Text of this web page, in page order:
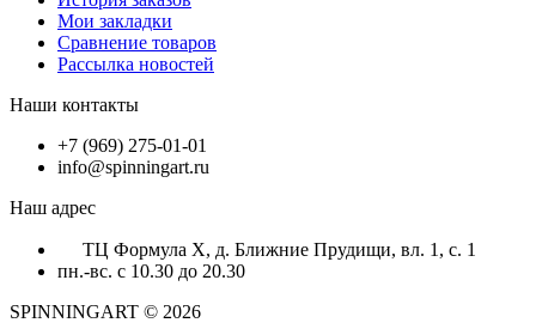
Мои закладки
Сравнение товаров
Рассылка новостей
Наши контакты
+7 (969) 275-01-01
info@spinningart.ru
Наш адрес
ТЦ Формула X, д. Ближние Прудищи, вл. 1, с. 1
пн.-вс. с 10.30 до 20.30
SPINNINGART © 2026